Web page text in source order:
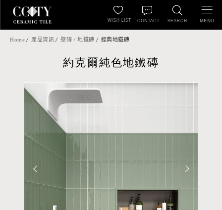
SEARCH
WISH LIST CONTACT MENU
Home 產品資訊 壁磚 / 地鐵磚 經典地鐵磚
約克爾純色地鐵磚